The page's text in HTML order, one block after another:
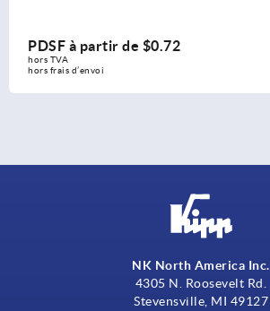
PDSF à partir de$5.63
hors TVA
hors frais d’envoi
NK North America Inc.
4305 N. Roosevelt Rd.
Stevensville, MI 49127